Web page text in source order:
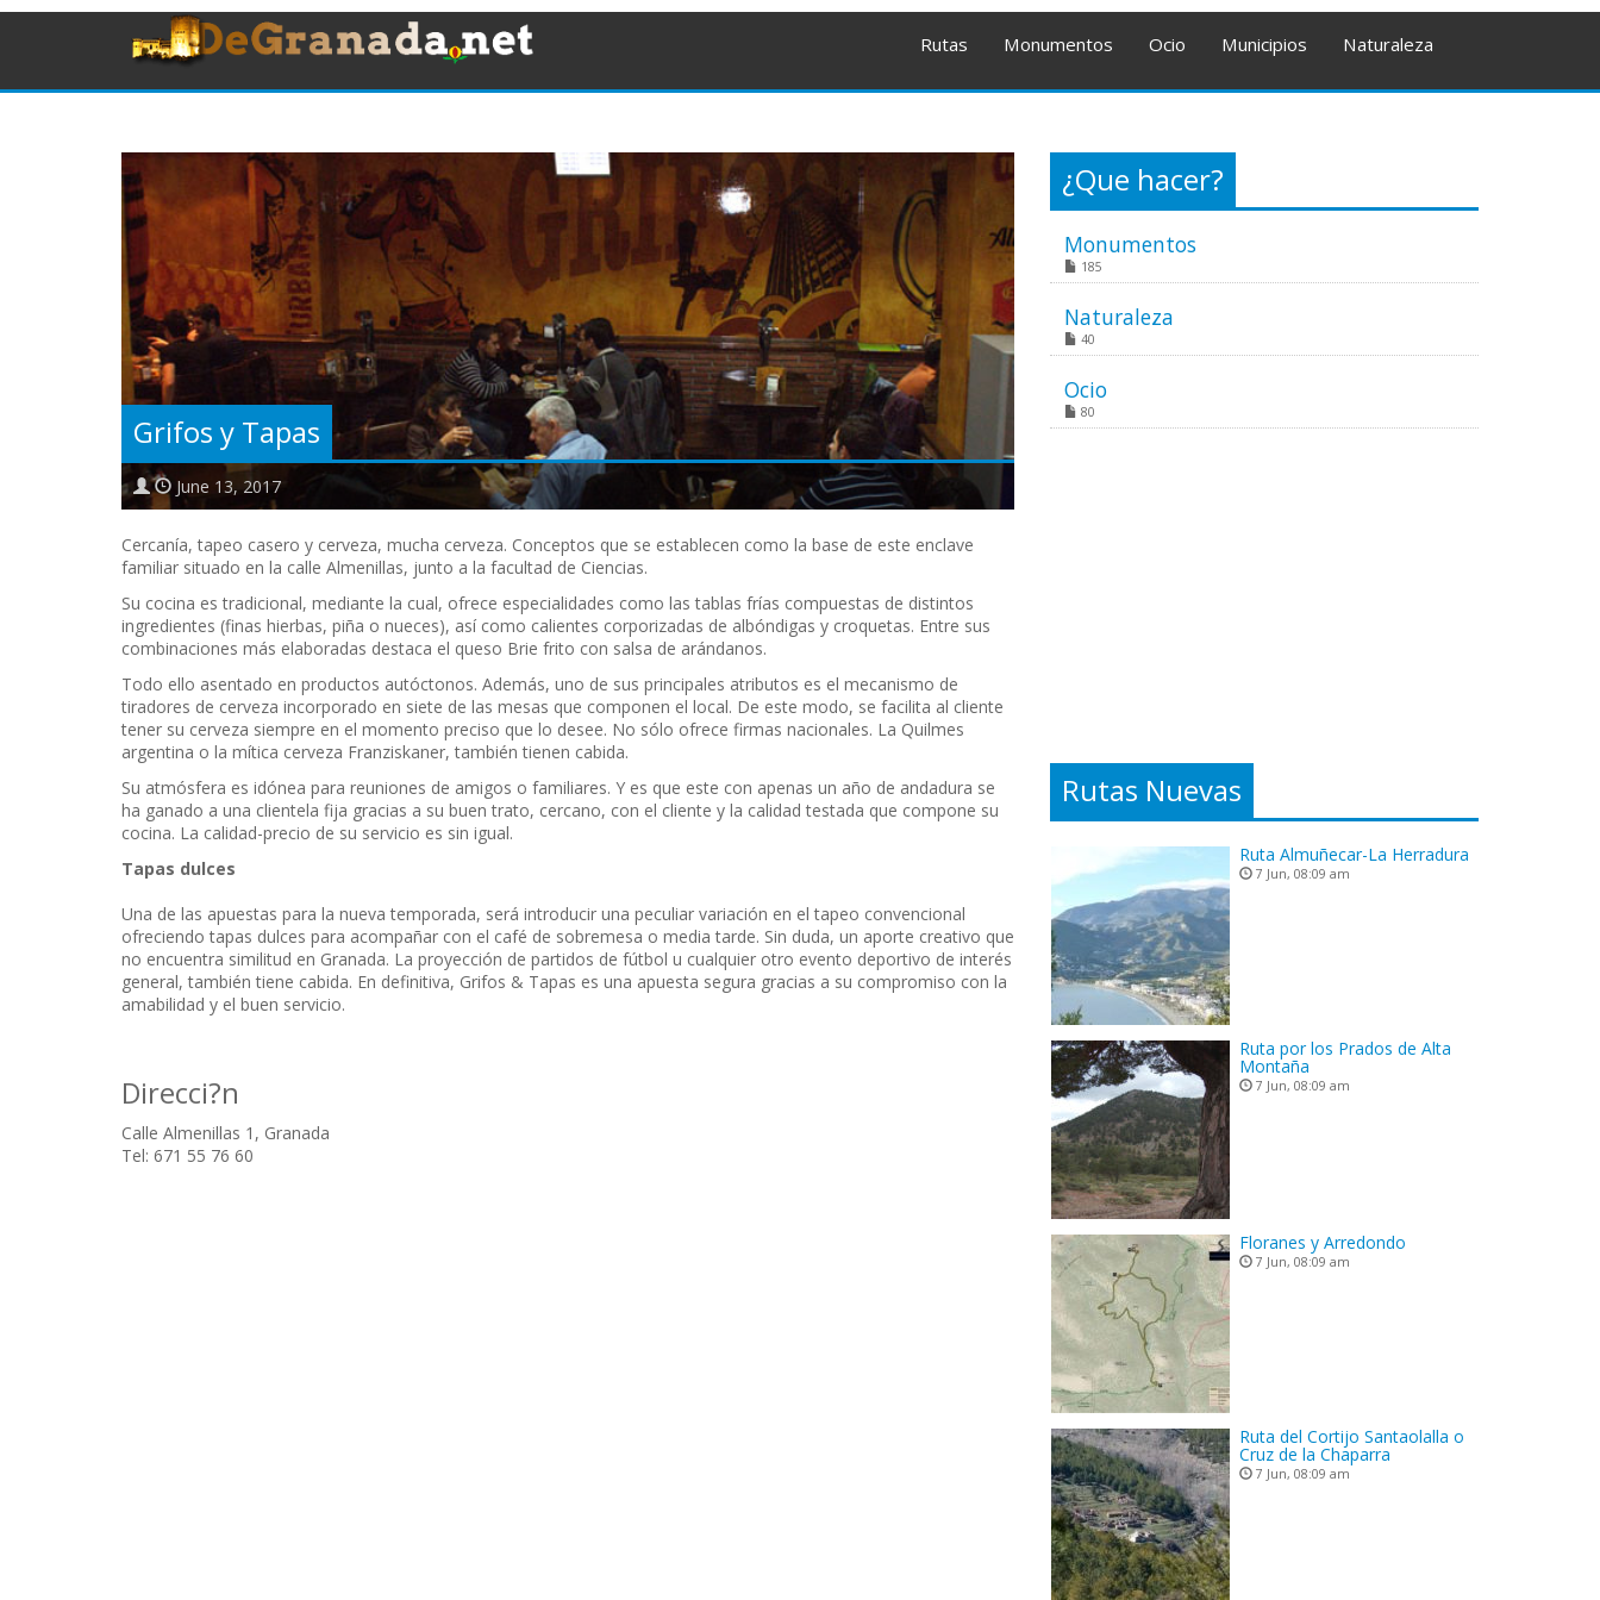
Rutas Monumentos Ocio Municipios Naturaleza
Grifos y Tapas
June 13, 2017
Cercanía, tapeo casero y cerveza, mucha cerveza. Conceptos que se establecen como la base de este enclave
familiar situado en la calle Almenillas, junto a la facultad de Ciencias.
Su cocina es tradicional, mediante la cual, ofrece especialidades como las tablas frías compuestas de distintos
ingredientes (finas hierbas, piña o nueces), así como calientes corporizadas de albóndigas y croquetas. Entre sus
combinaciones más elaboradas destaca el queso Brie frito con salsa de arándanos.
Todo ello asentado en productos autóctonos. Además, uno de sus principales atributos es el mecanismo de
tiradores de cerveza incorporado en siete de las mesas que componen el local. De este modo, se facilita al cliente
tener su cerveza siempre en el momento preciso que lo desee. No sólo ofrece firmas nacionales. La Quilmes
argentina o la mítica cerveza Franziskaner, también tienen cabida.
Su atmósfera es idónea para reuniones de amigos o familiares. Y es que este con apenas un año de andadura se
ha ganado a una clientela fija gracias a su buen trato, cercano, con el cliente y la calidad testada que compone su
cocina. La calidad-precio de su servicio es sin igual.
Tapas dulces
Una de las apuestas para la nueva temporada, será introducir una peculiar variación en el tapeo convencional
ofreciendo tapas dulces para acompañar con el café de sobremesa o media tarde. Sin duda, un aporte creativo que
no encuentra similitud en Granada. La proyección de partidos de fútbol u cualquier otro evento deportivo de interés
general, también tiene cabida. En definitiva, Grifos & Tapas es una apuesta segura gracias a su compromiso con la
amabilidad y el buen servicio.
Direcci?n
Calle Almenillas 1, Granada
Tel: 671 55 76 60
¿Que hacer?
Monumentos
185
Naturaleza
40
Ocio
80
Rutas Nuevas
Ruta Almuñecar-La Herradura
7 Jun, 08:09 am
Ruta por los Prados de Alta
Montaña
7 Jun, 08:09 am
Floranes y Arredondo
7 Jun, 08:09 am
Ruta del Cortijo Santaolalla o
Cruz de la Chaparra
7 Jun, 08:09 am